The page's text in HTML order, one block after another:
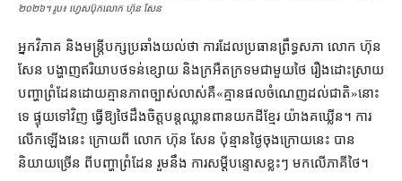
២០២៦។ រូប៖ ហ្វេសប៊ុកលោក ហ៊ុន សែន
អ្នកវិភាគ និង​មន្ត្រី​បក្ស​ប្រឆាំង​យល់​ថា ការដែល​ប្រធាន​ព្រឹទ្ធសភា លោក ហ៊ុន
សែន បង្ហាញ​ឥរិយាបថ​ទន់ខ្សោយ និង​ក្រអឺតក្រទម​ជាមួយ​ថៃ រឿង​ដោះស្រាយ​
បញ្ហា​ព្រំដែន​ដោយ​គ្មាន​ភាព​ច្បាស់លាស់​គឺ​«​គ្មាន​ផល​ចំណេញ​ដល់​ជាតិ​»​នោះ​
ទេ ផ្ទុយទៅវិញ ធ្វើ​ឱ្យ​ថៃ​ដឹងចិត្ត​បន្ត​ឈ្លានពាន​យក​ដី​ខ្មែរ យ៉ាង​គឃ្លើន​។ ការ​
លើកឡើង​នេះ ក្រោយពី លោក ហ៊ុន សែន ប៉ុន្មាន​ថ្ងៃ​ចុងក្រោយ​នេះ បាន​
និយាយ​ច្រើន ពី​បញ្ហា​ព្រំដែន រួម​នឹង ការ​សម្ដី​បន្ទោស​ខ្លះៗ មក​លើ​ភាគី​ថៃ។